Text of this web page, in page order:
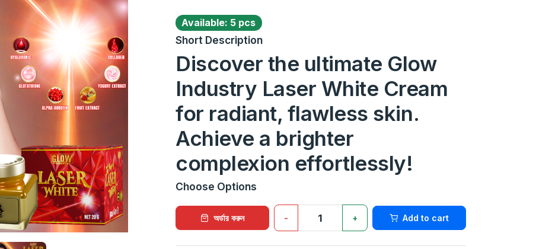
Available: 5 pcs
Short Description
Discover the ultimate Glow
Industry Laser White Cream
for radiant, flawless skin.
Achieve a brighter
complexion effortlessly!
Choose Options
অর্ডার করুন - + Add to cart